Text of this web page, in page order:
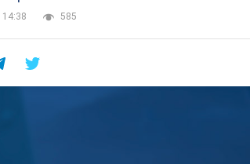
14:38
585